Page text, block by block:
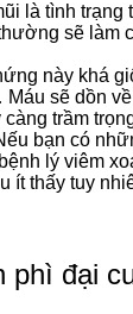
là tình
sẽ làm
này khá
sẽ dồn
trầm
bạn có
lý viêm
ít thấy tuy
phì đại